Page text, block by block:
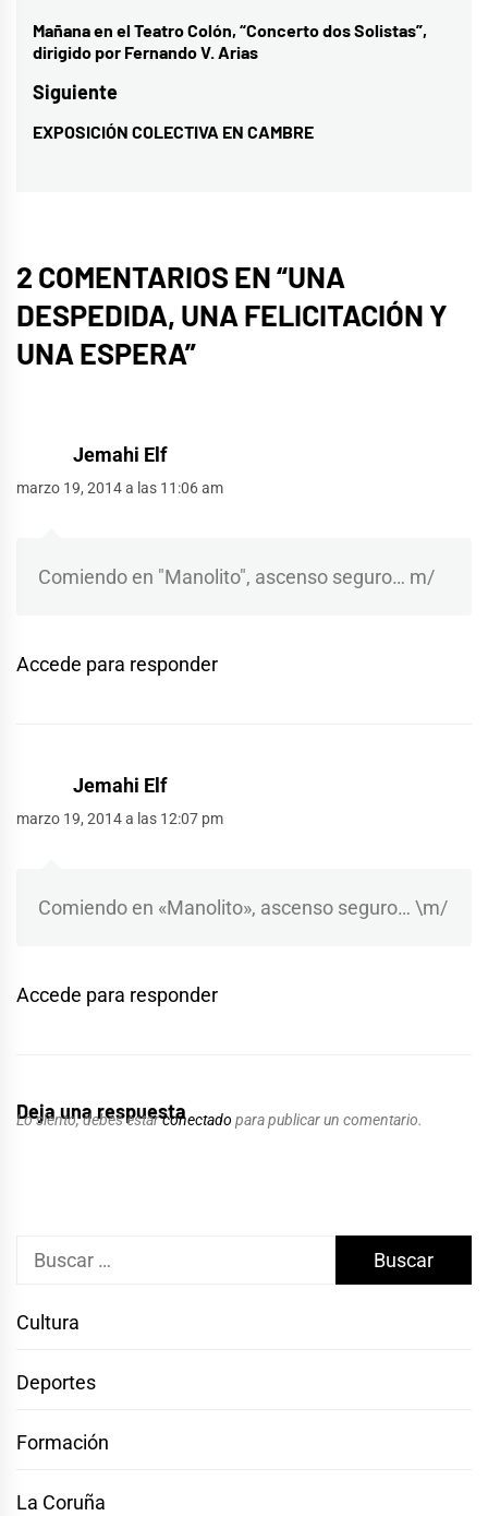
de
entradas
Entrada
anterior:
Mañana en el Teatro Colón, “Concerto dos Solistas”,
dirigido por Fernando V. Arias
Siguiente
Entrada
EXPOSICIÓN COLECTIVA EN CAMBRE
2 COMENTARIOS EN “UNA
DESPEDIDA, UNA FELICITACIÓN Y
UNA ESPERA”
Jemahi Elf
marzo 19, 2014 a las 11:06 am
Comiendo en "Manolito", ascenso seguro… m/
Accede para responder
Jemahi Elf
marzo 19, 2014 a las 12:07 pm
Comiendo en «Manolito», ascenso seguro… \m/
Accede para responder
Deja una respuesta
Lo siento, debes estarconectado para publicar un comentario.
Buscar:
Cultura
Deportes
Formación
La Coruña